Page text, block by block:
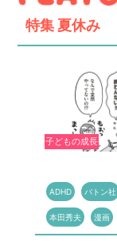
特集 夏休み
子どもの成長
ADHD バトン社
本田秀夫 漫画